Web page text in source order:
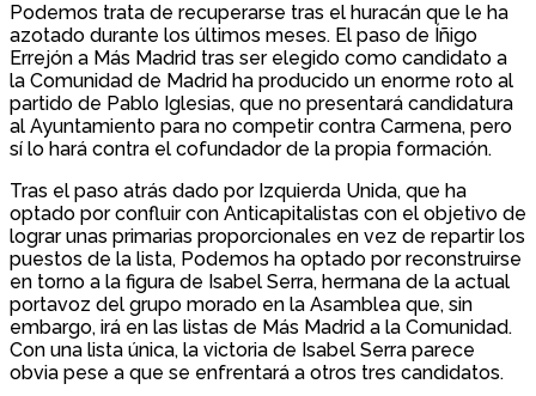
Podemos trata de recuperarse tras el huracán que le ha
azotado durante los últimos meses. El paso de Íñigo
Errejón a Más Madrid tras ser elegido como candidato a
la Comunidad de Madrid ha producido un enorme roto al
partido de Pablo Iglesias, que no presentará candidatura
al Ayuntamiento para no competir contra Carmena, pero
sí lo hará contra el cofundador de la propia formación.
Tras el paso atrás dado por Izquierda Unida, que ha
optado por confluir con Anticapitalistas con el objetivo de
lograr unas primarias proporcionales en vez de repartir los
puestos de la lista, Podemos ha optado por reconstruirse
en torno a la figura de Isabel Serra, hermana de la actual
portavoz del grupo morado en la Asamblea que, sin
embargo, irá en las listas de Más Madrid a la Comunidad.
Con una lista única, la victoria de Isabel Serra parece
obvia pese a que se enfrentará a otros tres candidatos.